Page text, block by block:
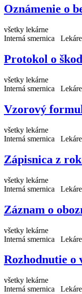
Oznámenie o
všetky lekárne
Interná smernica
Protokol o
všetky lekárne
Interná smernica
Vzorový
všetky lekárne
Interná smernica
Zápisnica z
všetky lekárne
Interná smernica
Záznam o
všetky lekárne
Interná smernica
Rozhodnutie o
všetky lekárne
Interná smernica